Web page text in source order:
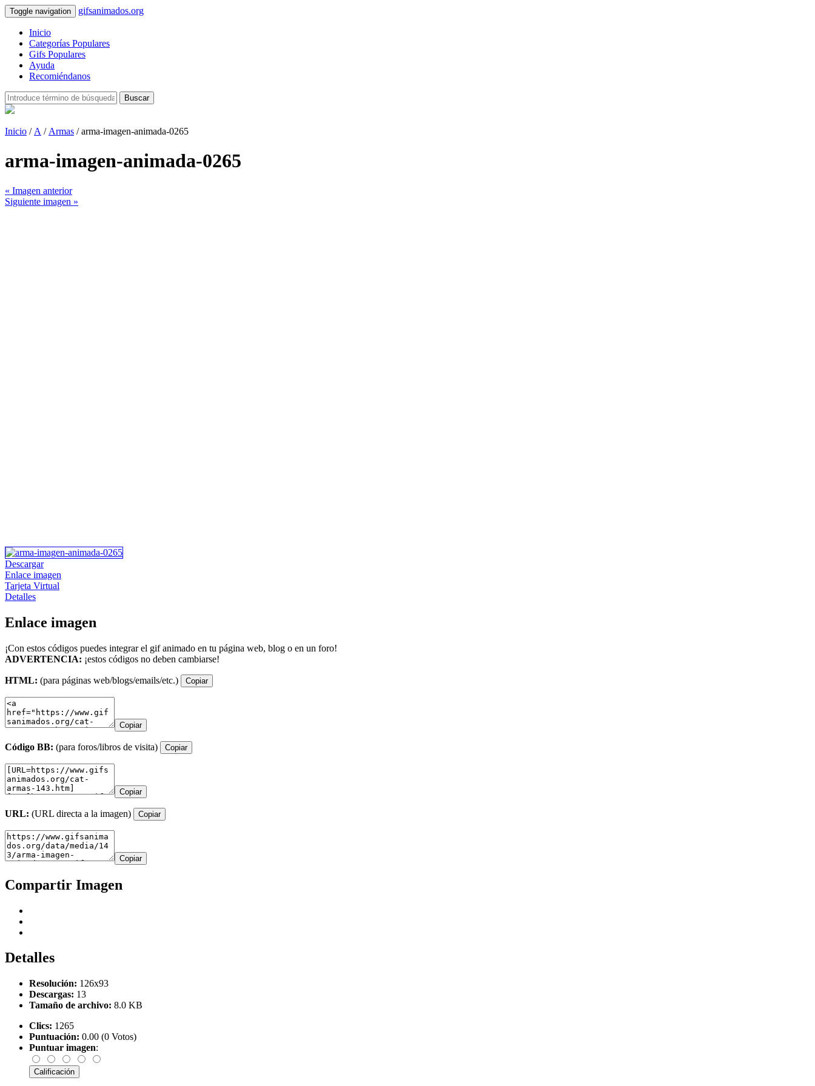
Toggle navigation gifsanimados.org
Inicio
Categorías Populares
Gifs Populares
Ayuda
Recomiéndanos
Buscar
Inicio / A / Armas / arma-imagen-animada-0265
arma-imagen-animada-0265
« Imagen anterior
Siguiente imagen »
Descargar
Enlace imagen
Tarjeta Virtual
Detalles
Enlace imagen
¡Con estos códigos puedes integrar el gif animado en tu página web, blog o en un foro!
ADVERTENCIA: ¡estos códigos no deben cambiarse!
HTML: (para páginas web/blogs/emails/etc.) Copiar
Copiar
Código BB: (para foros/libros de visita) Copiar
Copiar
URL: (URL directa a la imagen) Copiar
Copiar
Compartir Imagen
Detalles
Resolución: 126x93
Descargas: 13
Tamaño de archivo: 8.0 KB
Clics: 1265
Puntuación: 0.00 (0 Votos)
Puntuar imagen: